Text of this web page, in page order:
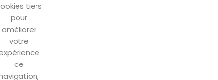
tiers
pour
améliorer
votre
de